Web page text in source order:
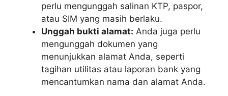
perlu mengunggah salinan KTP, paspor,
atau SIM yang masih berlaku.
Unggah bukti alamat: Anda juga perlu
mengunggah dokumen yang
menunjukkan alamat Anda, seperti
tagihan utilitas atau laporan bank yang
mencantumkan nama dan alamat Anda.